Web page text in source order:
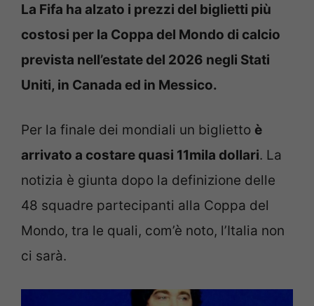
La Fifa ha alzato i prezzi del biglietti più
costosi per la Coppa del Mondo di calcio
prevista nell’estate del 2026 negli Stati
Uniti, in Canada ed in Messico.
Per la finale dei mondiali un biglietto è
arrivato a costare quasi 11mila dollari. La
notizia è giunta dopo la definizione delle
48 squadre partecipanti alla Coppa del
Mondo, tra le quali, com’è noto, l’Italia non
ci sarà.